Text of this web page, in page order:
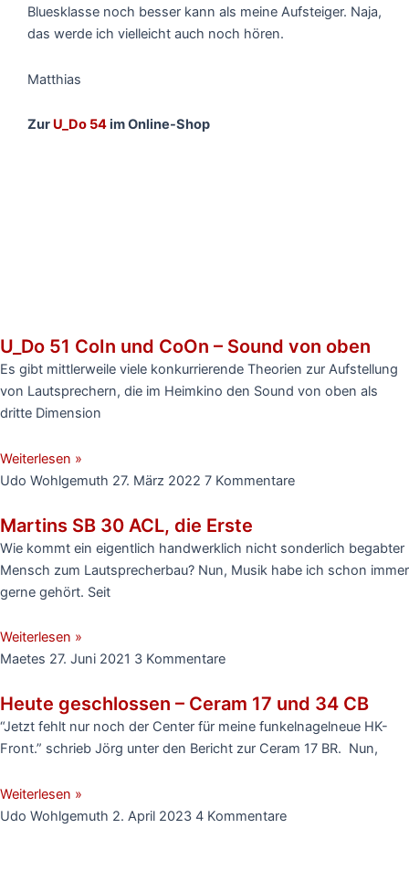
Bluesklasse noch besser kann als meine Aufsteiger. Naja,
das werde ich vielleicht auch noch hören.
Matthias
Zur U_Do 54im Online-Shop
U_Do 51 CoIn und CoOn – Sound von oben
Es gibt mittlerweile viele konkurrierende Theorien zur Aufstellung
von Lautsprechern, die im Heimkino den Sound von oben als
dritte Dimension
Weiterlesen »
Udo Wohlgemuth 27. März 2022 7 Kommentare
Martins SB 30 ACL, die Erste
Wie kommt ein eigentlich handwerklich nicht sonderlich begabter
Mensch zum Lautsprecherbau? Nun, Musik habe ich schon immer
gerne gehört. Seit
Weiterlesen »
Maetes 27. Juni 2021 3 Kommentare
Heute geschlossen – Ceram 17 und 34 CB
“Jetzt fehlt nur noch der Center für meine funkelnagelneue HK-
Front.” schrieb Jörg unter den Bericht zur Ceram 17 BR. Nun,
Weiterlesen »
Udo Wohlgemuth 2. April 2023 4 Kommentare